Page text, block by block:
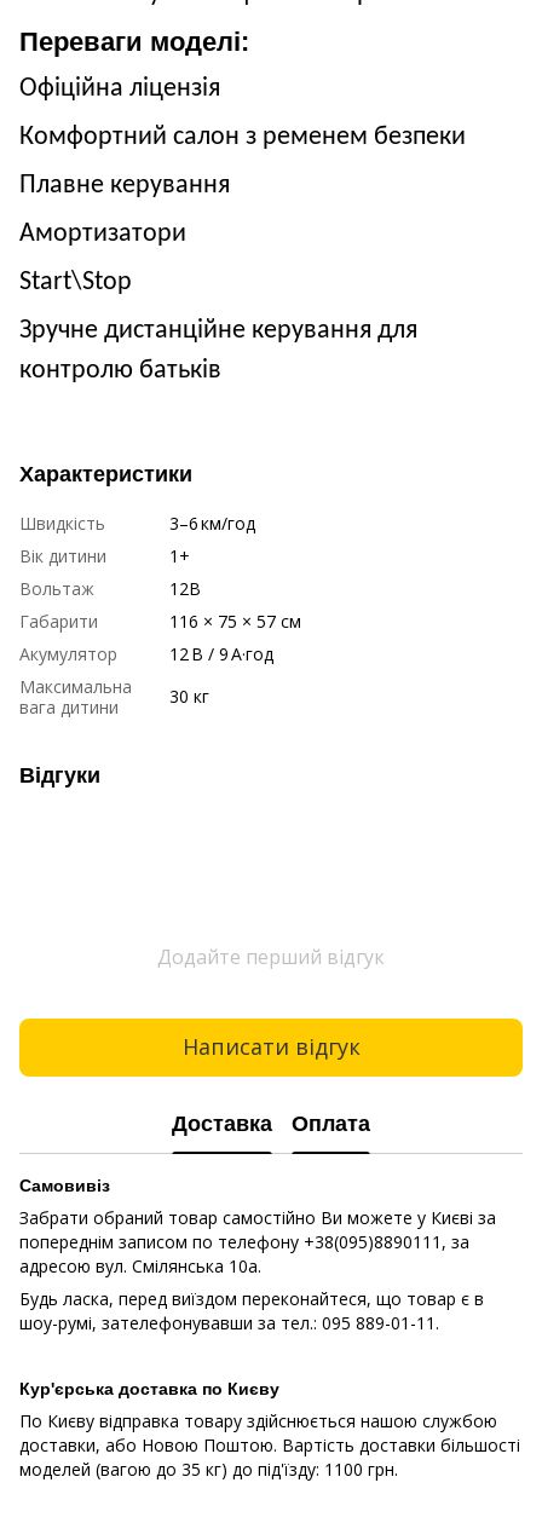
Переваги моделі:
Офіційна ліцензія
Комфортний салон з ременем безпеки
Плавне керування
Амортизатори
Start\Stop
Зручне дистанційне керування для
контролю батьків
Характеристики
Швидкість
3–6 км/год
Вік дитини
1+
Вольтаж
12В
Габарити
116 × 75 × 57 см
Акумулятор
12 В / 9 А·год
Максимальна
вага дитини
30 кг
Відгуки
Додайте перший відгук
Написати відгук
Доставка Оплата
Самовивіз
Забрати обраний товар самостійно Ви можете у Києві за
попереднім записом по телефону +38(095)8890111, за
адресою вул. Смілянська 10a.
Будь ласка, перед виїздом переконайтеся, що товар є в
шоу-румі, зателефонувавши за тел.: 095 889-01-11.
Кур'єрська доставка по Києву
По Києву відправка товару здійснюється нашою службою
доставки, або Новою Поштою. Вартість доставки більшості
моделей (вагою до 35 кг) до під'їзду: 1100 грн.